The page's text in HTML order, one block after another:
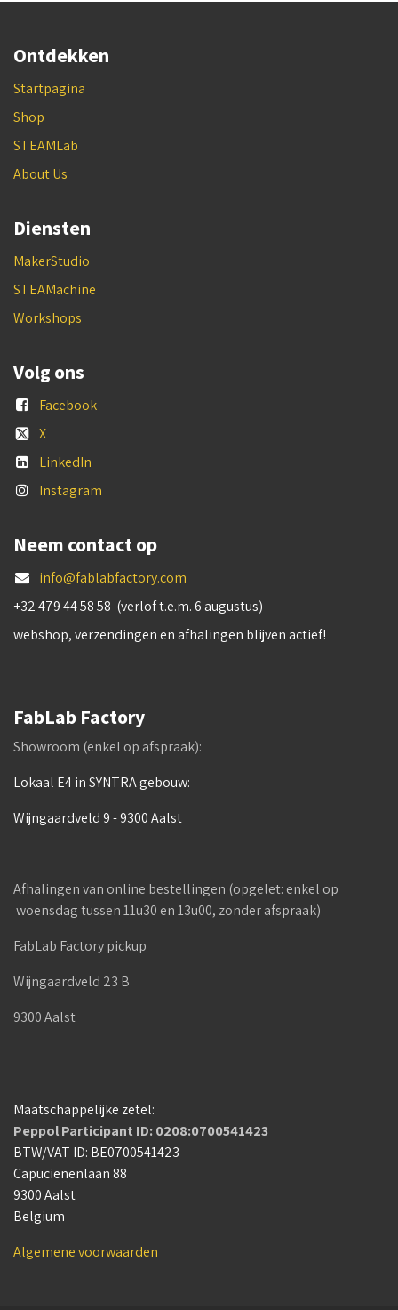
Ontdekken
Startpagina
Shop
STEAMLab
About Us
Diensten
MakerStudio
STEAMachine
Workshops
Volg ons
Facebook
X
LinkedIn
Instagram
Neem contact op
info@fablabfactory.com
+32 479 44 58 58 (verlof t.e.m. 6 augustus)
webshop, verzendingen en afhalingen blijven actief!
FabLab Factory
Showroom (enkel op afspraak):
Lokaal E4 in SYNTRA gebouw:
Wijngaardveld 9 - 9300 Aalst
Afhalingen van online bestellingen (opgelet: enkel op
woensdag tussen 11u30 en 13u00, zonder afspraak)
FabLab Factory pickup
Wijngaardveld 23 B
9300 Aalst
Maatschappelijke zetel:
Peppol Participant ID: 0208:0700541423
BTW/VAT ID: BE0700541423
Capucienenlaan 88
9300 Aalst
Belgium
Algemene voorwaarden